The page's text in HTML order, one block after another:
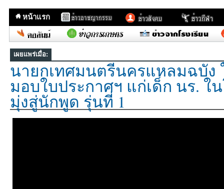
หน้าแรก
เผยแพร่เมื่อ:
นายกเทศมนตรีนครแหลมฉบัง
มอบใบประกาศฯ แก่เด็ก นร. ใ
มุ่งสู่นักพูด รุ่นที่ 1